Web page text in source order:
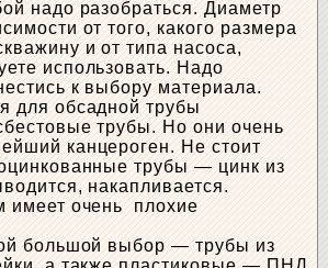
надо разобраться. Диаметр
от того, какого размера
и от типа насоса,
использовать. Надо
к выбору материала.
для обсадной трубы
трубы. Но они очень
канцероген. Не стоит
трубы — цинк из
накапливается.
имеет очень плохие
большой выбор — трубы из